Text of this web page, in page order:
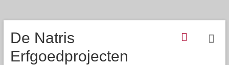
De Natris
Erfgoedprojecten